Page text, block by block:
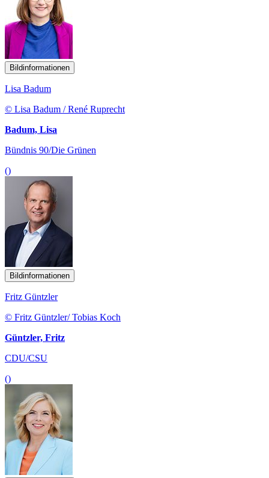
Bildinformationen
Lisa Badum
© Lisa Badum / René Ruprecht
Badum, Lisa
Bündnis 90/Die Grünen
()
Bildinformationen
Fritz Güntzler
© Fritz Güntzler/ Tobias Koch
Güntzler, Fritz
CDU/CSU
()